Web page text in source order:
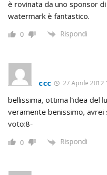
è rovinata da uno sponsor
watermark è fantastico.
0 Rispondi
ccc 27 Aprile 2012
bellissima, ottima l’idea del
veramente benissimo,
voto:8-
0 Rispondi